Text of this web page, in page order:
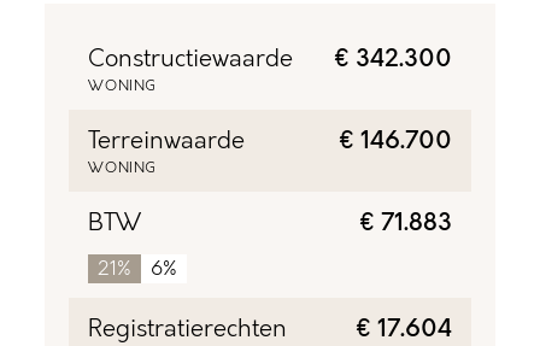
Constructiewaarde
WONING
€ 342.300
Terreinwaarde
WONING
€ 146.700
BTW
21% 6%
€ 71.883
Registratierechten € 17.604